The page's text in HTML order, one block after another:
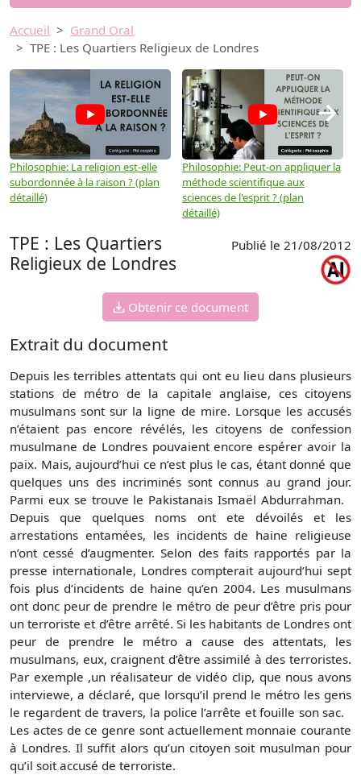
Accueil
Grand Oral
TPE : Les Quartiers Religieux de Londres
Philosophie: La religion est-elle
subordonnée à la raison ? (plan
détaillé)
Philosophie: Peut-on appliquer la
méthode scientifique aux
sciences de l'esprit ? (plan
détaillé)
→
TPE : Les Quartiers
Religieux de Londres
Publié le 21/08/2012
Obtenir ce document
Extrait du document
Depuis les terribles attentats qui ont eu lieu dans plusieurs
stations de métro de la capitale anglaise, ces citoyens
musulmans sont sur la ligne de mire. Lorsque les accusés
n’étaient pas encore révélés, les citoyens de confession
musulmane de Londres pouvaient encore espérer avoir la
paix. Mais, aujourd’hui ce n’est plus le cas, étant donné que
quelques uns des incriminés sont connus au grand jour.
Parmi eux se trouve le Pakistanais Ismaël Abdurrahman.
Depuis que quelques noms ont ete dévoilés et les
arrestations entamées, les incidents de haine religieuse
n’ont cessé d’augmenter. Selon des faits rapportés par la
presse internationale, Londres compterait aujourd’hui sept
fois plus d’incidents de haine qu’en 2004. Les musulmans
ont donc peur de prendre le métro de peur d’être pris pour
un terroriste et d’être arrêté. Si les habitants de Londres ont
peur de prendre le métro a cause des attentats, les
musulmans, eux, craignent d’être assimilé à des terroristes.
Par exemple ,un réalisateur de vidéo clip, que nous avons
interviewe, a déclaré, que lorsqu’il prend le métro les gens
le regardent de travers, la police l’arrête et fouille son sac.
Les actes de ce genre sont actuellement monnaie courante
à Londres. Il suffit alors qu’un citoyen soit musulman pour
qu’il soit accusé de terroriste.